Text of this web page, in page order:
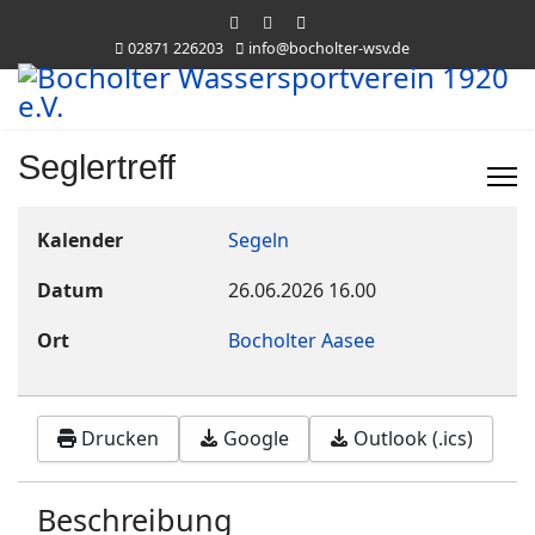
02871 226203 info@bocholter-wsv.de
Seglertreff
Kalender
Segeln
Datum
26.06.2026 16.00
Ort
Bocholter Aasee
Drucken Google Outlook (.ics)
Beschreibung